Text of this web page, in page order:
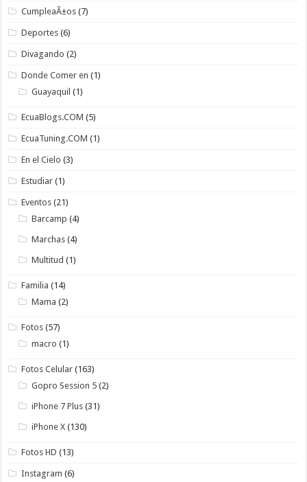
CumpleaÃ±os (7)
Deportes (6)
Divagando (2)
Donde Comer en (1)
Guayaquil (1)
EcuaBlogs.COM (5)
EcuaTuning.COM (1)
En el Cielo (3)
Estudiar (1)
Eventos (21)
Barcamp (4)
Marchas (4)
Multitud (1)
Familia (14)
Mama (2)
Fotos (57)
macro (1)
Fotos Celular (163)
Gopro Session 5 (2)
iPhone 7 Plus (31)
iPhone X (130)
Fotos HD (13)
Instagram (6)